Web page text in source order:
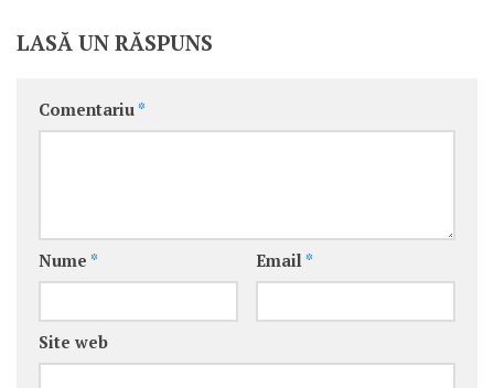
LASĂ UN RĂSPUNS
Comentariu *
Nume * Email *
Site web